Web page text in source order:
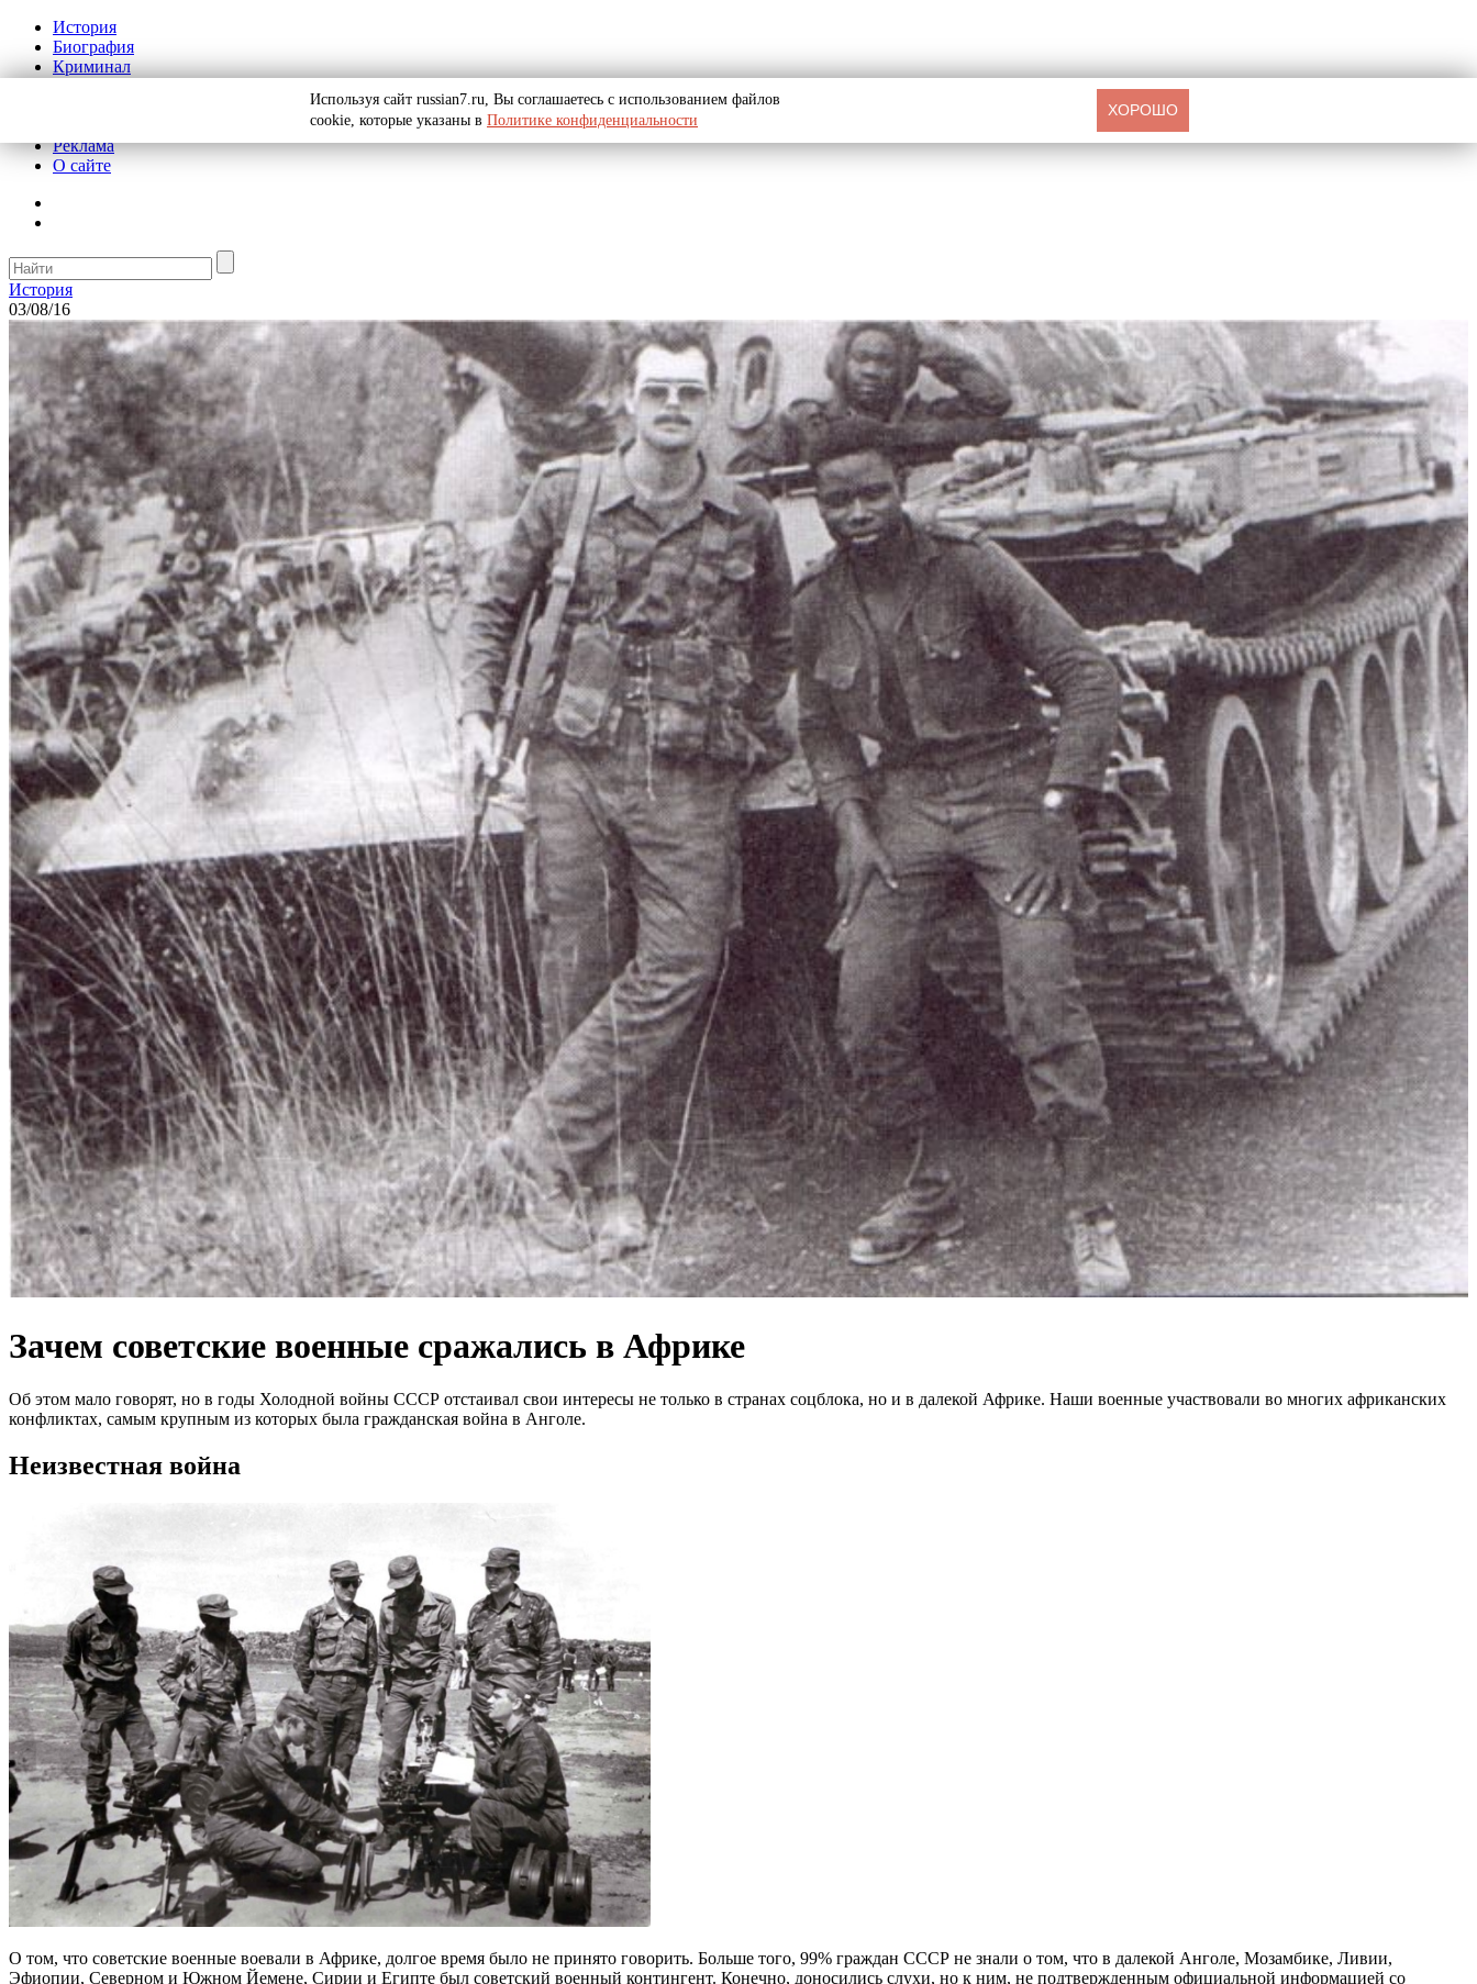
История
Биография
Криминал
Реклама
О сайте
История
03/08/16
Зачем советские военные сражались в Африке
Об этом мало говорят, но в годы Холодной войны СССР отстаивал свои интересы не только в странах соцблока, но и в далекой Африке. Наши военные участвовали во многих африканских
конфликтах, самым крупным из которых была гражданская война в Анголе.
Неизвестная война
О том, что советские военные воевали в Африке, долгое время было не принято говорить. Больше того, 99% граждан СССР не знали о том, что в далекой Анголе, Мозамбике, Ливии,
Эфиопии, Северном и Южном Йемене, Сирии и Египте был советский военный контингент. Конечно, доносились слухи, но к ним, не подтвержденным официальной информацией со
Используя сайт russian7.ru, Вы соглашаетесь с использованием файлов
cookie, которые указаны в Политике конфиденциальности
ХОРОШО